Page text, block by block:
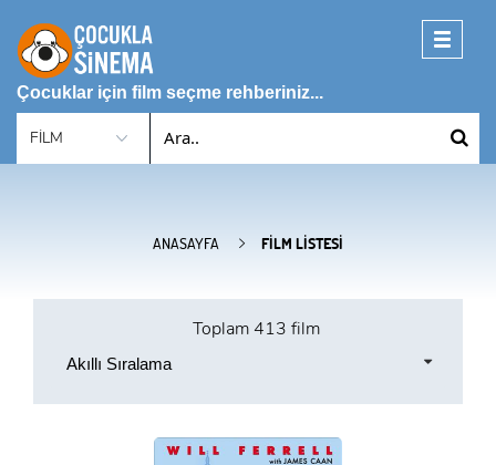
Toggle
Çocuklar için film seçme rehberiniz...
ANASAYFA FILM LISTESI
Toplam413 film
Akıllı Sıralama